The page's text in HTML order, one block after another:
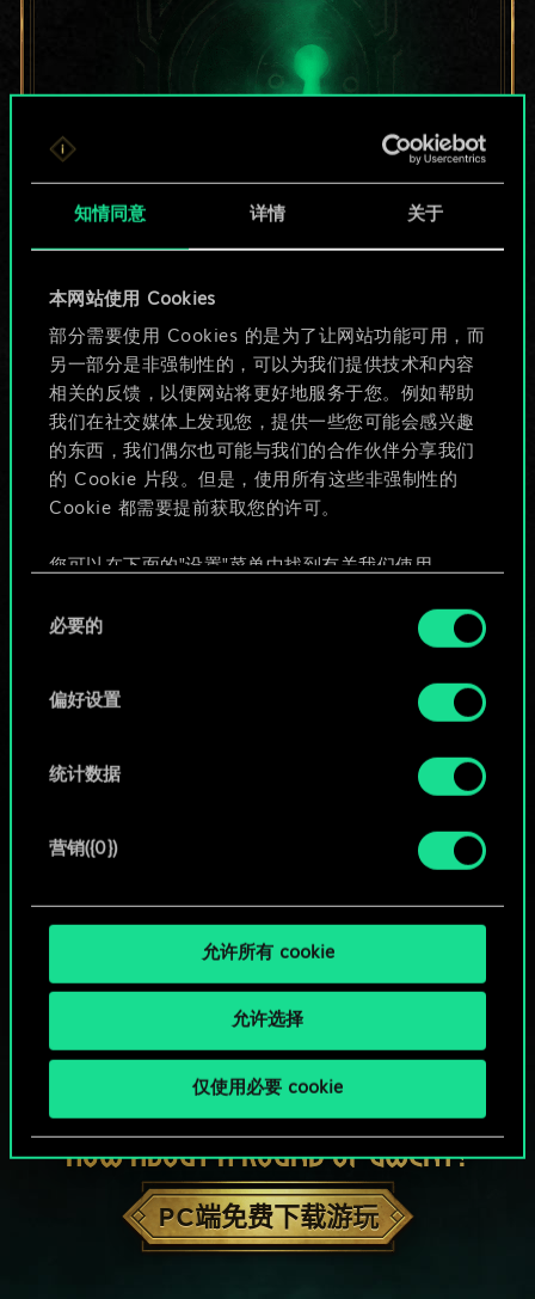
知情同意 详情 关于
本网站使用 Cookies
部分需要使用 Cookies 的是为了让网站功能可用，而
另一部分是非强制性的，可以为我们提供技术和内容
相关的反馈，以便网站将更好地服务于您。例如帮助
我们在社交媒体上发现您，提供一些您可能会感兴趣
的东西，我们偶尔也可能与我们的合作伙伴分享我们
的 Cookie 片段。但是，使用所有这些非强制性的
Cookie 都需要提前获取您的许可。
您可以在下面的"设置"菜单中找到有关我们使用
好。一旦您了解了其中的内容并准备好继续，请点
必要的
偏好设置
统计数据
营销({0})
允许所有 cookie
允许选择
仅使用必要 cookie
牌，但能做的不止这
些！
给牌组命名并撰写攻略
HOW ABOUT A ROUND OF GWENT?
PC端免费下载游玩